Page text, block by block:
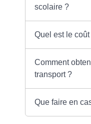
scolaire ?
Quel est le
Comment
transport ?
Que faire en